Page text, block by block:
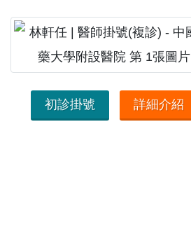
初診掛號 詳細介紹